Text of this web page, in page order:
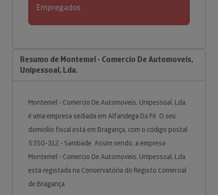
Empregados
Resumo de Montemel - Comercio De Automoveis,
Unipessoal, Lda.
Montemel - Comercio De Automoveis, Unipessoal, Lda.
é uma empresa sediada em Alfandega Da Fé. O seu
domicílio fiscal está em Bragança, com o código postal
5350-312 - Sambade. Assim sendo, a empresa
Montemel - Comercio De Automoveis, Unipessoal, Lda.
está registada na Conservatória do Registo Comercial
de Bragança.